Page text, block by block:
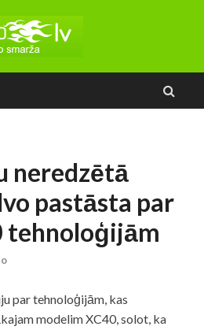
neredzētā
pastāsta par
tehnoloģijām
par tehnoloģijām, kas
modelim XC40, solot, ka